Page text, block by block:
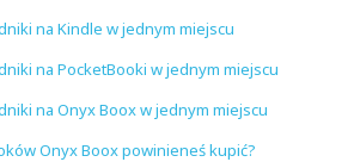
na Kindle w jednym miejscu
na PocketBooki w jednym miejscu
na Onyx Boox w jednym miejscu
Onyx Boox powinieneś kupić?